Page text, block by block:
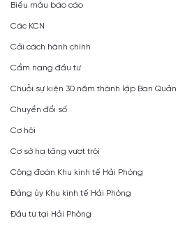
Biểu mẫu báo cáo
Các KCN
Cải cách hành chính
Cẩm nang đầu tư
Chuỗi sự kiện 30 năm thành lập Ban Quản
Chuyển đổi số
Cơ hội
Cơ sở hạ tầng vượt trội
Công đoàn Khu kinh tế Hải Phòng
Đảng ủy Khu kinh tế Hải Phòng
Đầu tư tại Hải Phòng